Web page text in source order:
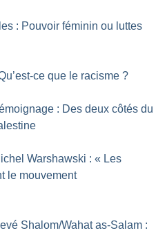
: Pouvoir féminin ou luttes
ce que le racisme ?
: Des deux côtés du
Warshawski : « Les
le mouvement
Shalom/Wahat as-Salam :